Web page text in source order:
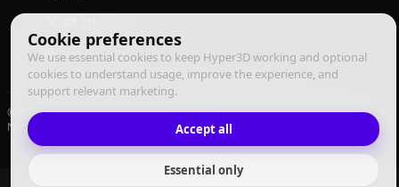
Cookie preferences
We use essential cookies to keep Hyper3D working and optional
cookies to understand usage, improve the experience, and
support relevant marketing.
Accept all
Essential only
© 2026 Deemos Corporation. Alle Rechte vorbehalten
Nutzungsbedingungen
DatenschutzrichtlinieErfüllungsrichtlinie Deutsch